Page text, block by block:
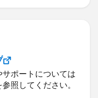
ポートについては
照してください。